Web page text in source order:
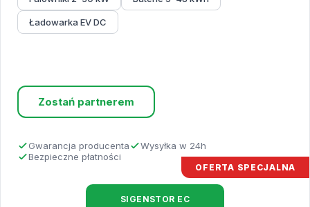
Ładowarka EV DC
Zostań partnerem
Gwarancja producenta
Wysyłka w 24h
Bezpieczne płatności
OFERTA SPECJALNA
SIGENSTOR EC